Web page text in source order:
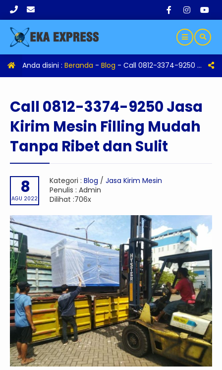
Anda disini : Beranda - Blog - Call 0812-3374-9250 Jasa Kirim Mesin Filling Mudah Tanpa Ribet dan Sulit
Call 0812-3374-9250 Jasa
Kirim Mesin Filling Mudah
Tanpa Ribet dan Sulit
8
AGU 2022
Kategori : Blog / Jasa Kirim Mesin
Penulis : Admin
Dilihat :706x